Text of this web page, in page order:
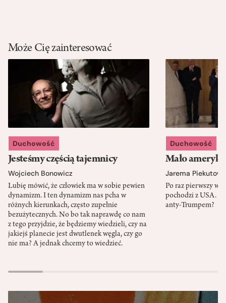
Może Cię zainteresować
Duchowość
Jesteśmy częścią tajemnicy
Wojciech Bonowicz
Lubię mówić, że człowiek ma w sobie pewien
dynamizm. I ten dynamizm nas pcha w
różnych kierunkach, często zupełnie
bezużytecznych. No bo tak naprawdę co nam
z tego przyjdzie, że będziemy wiedzieli, czy na
jakiejś planecie jest dwutlenek węgla, czy go
nie ma? A jednak chcemy to wiedzieć.
Duchowość
Mało
Jarema
Po raz pierwszy w
pochodzi z USA.
anty-Trumpem?